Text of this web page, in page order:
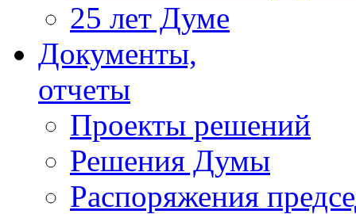
25 лет Думе
Документы,
отчеты
Проекты решений
Решения Думы
Распоряжения